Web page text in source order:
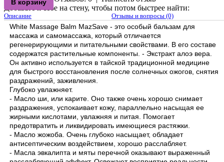
Добавьте к себе на стену, чтобы потом быстрее найти:
Описание Отзывы и вопросы (0)
White Massage Balm MazSave - это особый бальзам для
массажа и самомассажа, который отличается
регенерирующими и питательными свойствами. В его составе
содержатся растительные компоненты. - Экстракт алоэ вера.
Он активно используется в тайской традиционной медицине
для быстрого восстановления после солнечных ожогов, снятия
раздражений, заживления.
Глубоко увлажняет.
- Масло ши, или карите. Оно также очень хорошо снимает
раздражения, успокаивает кожу, параллельно насыщая ее
жирными кислотами, увлажняя и питая. Помогает
предотвратить и ликвидировать имеющиеся растяжки.
- Масло жожоба. Очень глубоко насыщает, обладает
антисептическим воздействием, хорошо расслабляет.
- Масла эвкалипта и мяты перечной оказывают выраженный